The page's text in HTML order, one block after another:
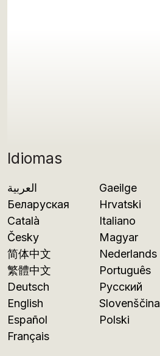
Idiomas
العربية
Беларуская
Català
Česky
简体中文
繁體中文
Deutsch
English
Español
Français
Gaeilge
Hrvatski
Italiano
Magyar
Nederlands
Português
Русский
Slovenščina
Polski